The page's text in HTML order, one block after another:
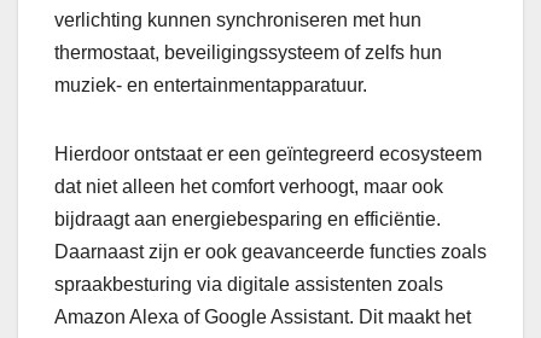
verlichting kunnen synchroniseren met hun
thermostaat, beveiligingssysteem of zelfs hun
muziek- en entertainmentapparatuur.
Hierdoor ontstaat er een geïntegreerd ecosysteem
dat niet alleen het comfort verhoogt, maar ook
bijdraagt aan energiebesparing en efficiëntie.
Daarnaast zijn er ook geavanceerde functies zoals
spraakbesturing via digitale assistenten zoals
Amazon Alexa of Google Assistant. Dit maakt het